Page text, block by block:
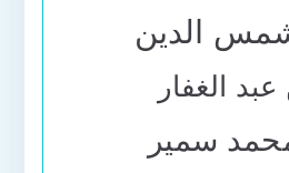
الدين
الغفار
سمير